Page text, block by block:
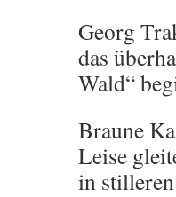
Georg
das
Wald“
Braune
Leise
in